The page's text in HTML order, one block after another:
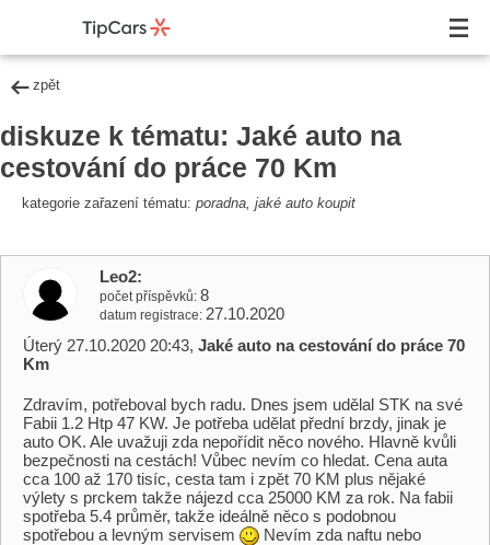
zpět
diskuze k tématu: Jaké auto na
cestování do práce 70 Km
kategorie zařazení tématu: poradna, jaké auto koupit
Leo2
počet příspěvků 8
datum registrace 27.10.2020
Úterý 27.10.2020 20:43, Jaké auto na cestování do práce 70
Km
Zdravím, potřeboval bych radu. Dnes jsem udělal STK na své
Fabii 1.2 Htp 47 KW. Je potřeba udělat přední brzdy, jinak je
auto OK. Ale uvažuji zda nepořídit něco nového. Hlavně kvůli
bezpečnosti na cestách! Vůbec nevím co hledat. Cena auta
cca 100 až 170 tisíc, cesta tam i zpět 70 KM plus nějaké
výlety s prckem takže nájezd cca 25000 KM za rok. Na fabii
spotřeba 5.4 průměr, takže ideálně něco s podobnou
spotřebou a levným servisem
Nevím zda naftu nebo